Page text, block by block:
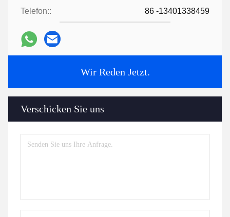
Telefon:: 86 -13401338459
Wir Reden Jetzt.
Verschicken Sie uns